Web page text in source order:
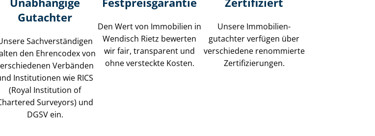
Gutachter
Sach­ver­stän­di­gen
den Ehrencodex von
Verbänden
Institutionen wie RICS
(Royal Institution of
Surveyors) und
DGSV ein.
Den Wert von Immobilien in
Wendisch Rietz bewerten
wir fair, transparent und
ohne versteckte Kosten.
Unsere Immobilien­
gutachter verfügen über
verschiedene renommierte
Zer­ti­fi­zie­run­gen.